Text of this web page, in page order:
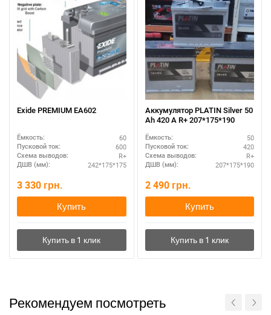
Exide PREMIUM EA602
Ёмкость: 60
Пусковой ток: 600
Схема выводов: R+
ДШВ (мм): 242*175*175
3 330 грн.
Купить
Аккумулятор PLATIN Silver 50
Ah 420 A R+ 207*175*190
Ёмкость: 50
Пусковой ток: 420
Схема выводов: R+
ДШВ (мм): 207*175*190
2 490 грн.
Купить
Рекомендуем посмотреть
При отсутствии связи - пишите, звоните в Viber /
Telegram (093) 600-51-11
Написать в Viber Написать в Telegram